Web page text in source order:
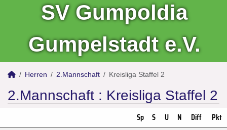
SV Gumpoldia
Gumpelstadt e.V.
Herren 2.Mannschaft Kreisliga Staffel 2
2.Mannschaft : Kreisliga Staffel 2
Sp S U N Diff
Pkt